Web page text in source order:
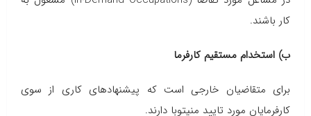
کار باشند.
ب) استخدام مستقیم کارفرما
برای متقاضیان خارجی است که پیشنهادهای کاری از سوی
کارفرمایان مورد تایید منیتوبا دارند.